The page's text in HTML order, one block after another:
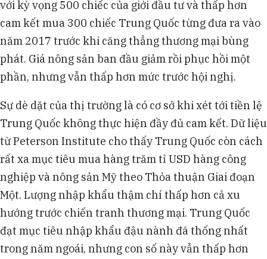
với kỳ vọng 500 chiếc của giới đầu tư và thấp hơn
cam kết mua 300 chiếc Trung Quốc từng đưa ra vào
năm 2017 trước khi căng thẳng thương mại bùng
phát. Giá nông sản ban đầu giảm rồi phục hồi một
phần, nhưng vẫn thấp hơn mức trước hội nghị.
Sự dè dặt của thị trường là có cơ sở khi xét tới tiền lệ
Trung Quốc không thực hiện đầy đủ cam kết. Dữ liệu
từ Peterson Institute cho thấy Trung Quốc còn cách
rất xa mục tiêu mua hàng trăm tỉ USD hàng công
nghiệp và nông sản Mỹ theo Thỏa thuận Giai đoạn
Một. Lượng nhập khẩu thậm chí thấp hơn cả xu
hướng trước chiến tranh thương mại. Trung Quốc
đạt mục tiêu nhập khẩu đậu nành đã thống nhất
trong năm ngoái, nhưng con số này vẫn thấp hơn